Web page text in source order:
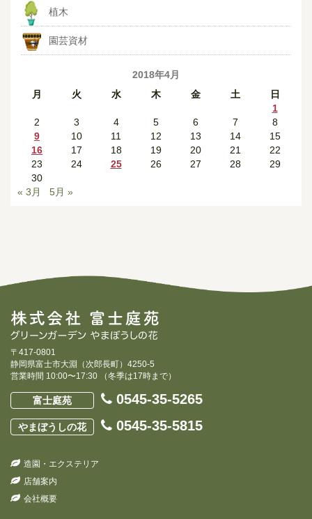
植木
園芸資材
2018年4月
月
火 水 木 金 土
日
1
2
3 4 5 6 7
8
9
10 11 12 13 14
15
16
17 18 19 20 21
22
23
24 25 26 27 28
29
30
« 3月
5月 »
〒417-0801
静岡県富士市大淵（次郎長町）4250-5
営業時間 10:00〜17:30 （冬季は17時まで）
富士庭苑 0545-35-5265
やまぼうしの花 0545-35-5815
造園・エクステリア
店舗案内
会社概要